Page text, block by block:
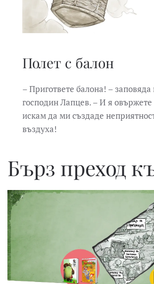
Полет с балон
– Пригответе балона! – заповяда
господин Лапцев. – И я овържете
искам да ми създаде
въздуха!
Бърз преход